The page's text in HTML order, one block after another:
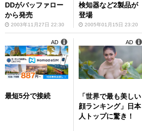
DDがバッファロー
から発売
2003年11月27日 22:30
検知器など2製品が
登場
2005年01月15日 23:20
最短5分で接続
AD
「世界で最も美しい
顔ランキング」日本
人トップに驚き！
AD